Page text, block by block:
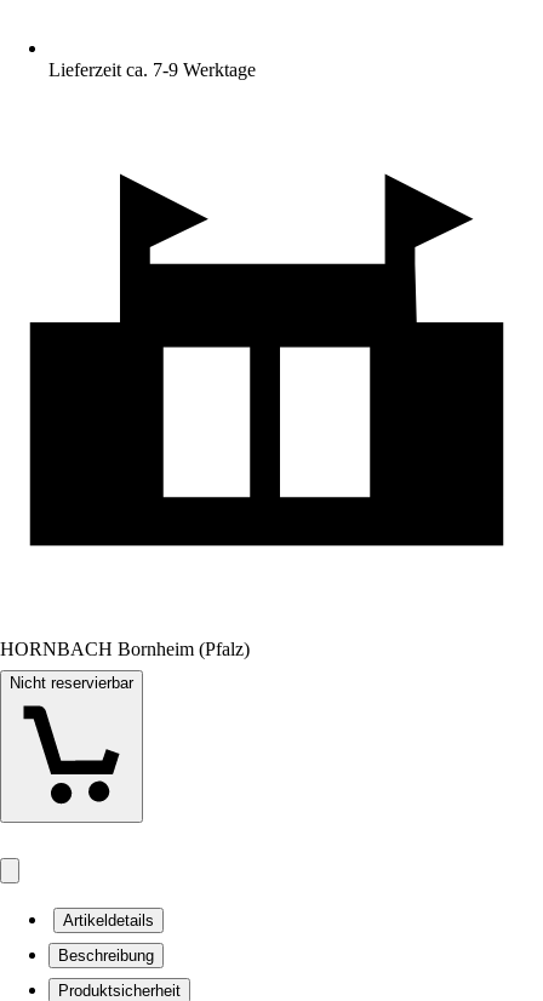
Lieferzeit ca. 7-9 Werktage
HORNBACH Bornheim (Pfalz)
Nicht reservierbar
Artikeldetails
Beschreibung
Produktsicherheit